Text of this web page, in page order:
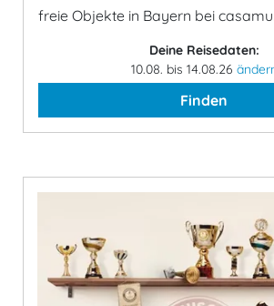
freie Objekte in Bayern bei
Deine Reisedaten:
10.08. bis 14.08.26
Finden